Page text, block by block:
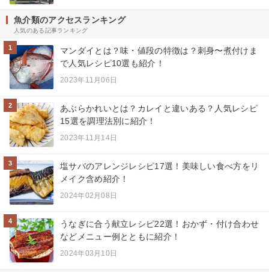
魚介類のアクセスランキング
人気のある記事ランキング
1
マンダイとは？味・値段の特徴は？刺身〜煮付けま
で人気レシピ10選も紹介！
2023年11月06日
2
あぶらかれいとは？カレイと違いある？人気レシピ
15選を調理法別に紹介！
2023年11月14日
3
塩サバのアレンジレシピ17選！美味しい食べ方をリ
メイク含め紹介！
2024年02月08日
4
うなぎに合う献立レシピ22選！おかず・付け合わせ
などメニュー例とともに紹介！
2024年03月10日